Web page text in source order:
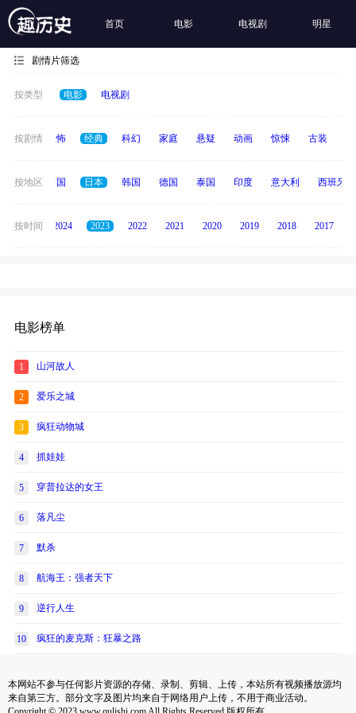
首页 电影 电视剧 明星
剧情片筛选
按类型 电影 电视剧
按剧情
冒险 恐怖 经典 科幻 家庭 悬疑 动画 惊悚 古装
按地区
法国 英国 日本 韩国 德国 泰国 印度 意大利 西班牙
按时间
2025 2024 2023 2022 2021 2020 2019 2018 2017
电影榜单
1 山河故人
2 爱乐之城
3 疯狂动物城
4 抓娃娃
5 穿普拉达的女王
6 落凡尘
7 默杀
8 航海王：强者天下
9 逆行人生
10 疯狂的麦克斯：狂暴之路
本网站不参与任何影片资源的存储、录制、剪辑、上传，本站所有视频播放源均
来自第三方。部分文字及图片均来自于网络用户上传，不用于商业活动。